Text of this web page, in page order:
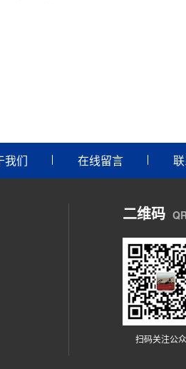
我们 在线留言
二维码
扫码关注公